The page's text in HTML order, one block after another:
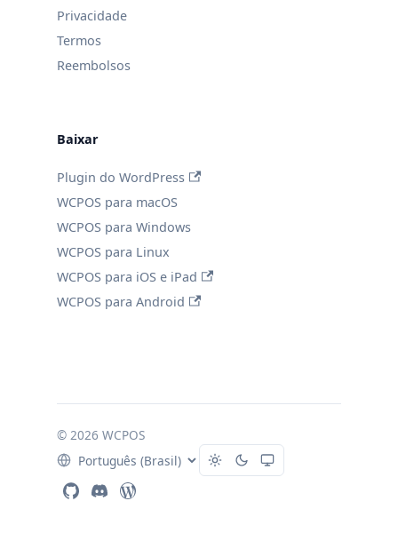
Privacidade
Termos
Reembolsos
Baixar
Plugin do WordPress
WCPOS para macOS
WCPOS para Windows
WCPOS para Linux
WCPOS para iOS e iPad
WCPOS para Android
© 2026 WCPOS